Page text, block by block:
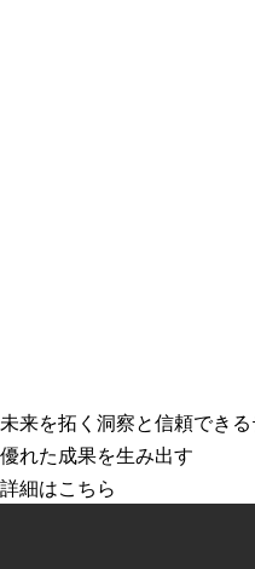
未来を拓く洞察と信頼でき
優れた成果を生み出す
詳細はこちら